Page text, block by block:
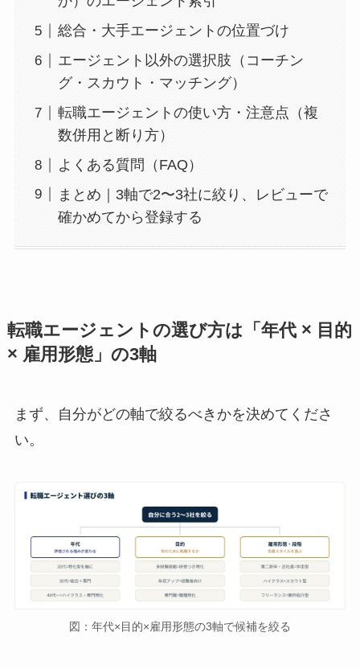
総合・大手エージェントの位置づけ
エージェント以外の選択肢（コーチン
グ・スカウト・マッチング）
転職エージェントの使い方・注意点（複
数併用と断り方）
よくある質問（FAQ）
まとめ｜3軸で2〜3社に絞り、レビューで
確かめてから登録する
転職エージェントの選び方は「年代 × 目的
× 雇用形態」の3軸
まず、自分がどの軸で絞るべきかを決めてくださ
い。
図：年代×目的×雇用形態の3軸で候補を絞る